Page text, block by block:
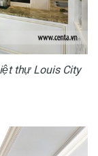
thự Louis City